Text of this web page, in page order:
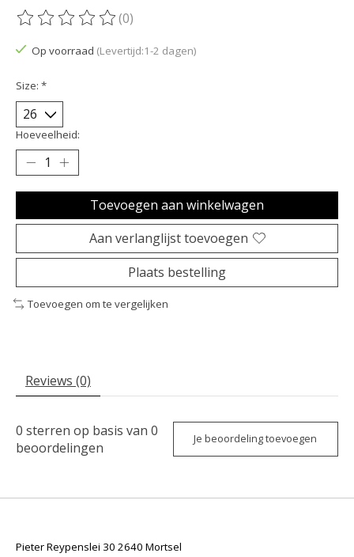
De beoordeling van dit product is
(0)
Op voorraad (Levertijd:1-2 dagen)
Size: *
Hoeveelheid:
Toevoegen aan winkelwagen
Aan verlanglijst toevoegen
Plaats bestelling
Toevoegen om te vergelijken
Reviews (0)
0 sterren op basis van 0
beoordelingen
Je beoordeling toevoegen
Pieter Reypenslei 30 2640 Mortsel